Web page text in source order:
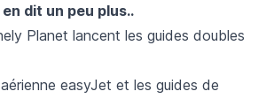
dit un peu plus..
Planet lancent les guides doubles
easyJet et les guides de